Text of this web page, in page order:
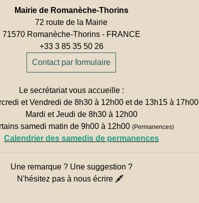
Mairie de Romanèche-Thorins
72 route de la Mairie
71570 Romanèche-Thorins - FRANCE
+33 3 85 35 50 26
Contact par formulaire
Le secrétariat vous accueille :
et Vendredi de 8h30 à 12h00 et de 13h15 à 17h00
Mardi et Jeudi de 8h30 à 12h00
samedi matin de 9h00 à 12h00(Permanences)
Calendrier des samedis de permanences
Une remarque ? Une suggestion ?
N'hésitez pas à nous écrire 🖋